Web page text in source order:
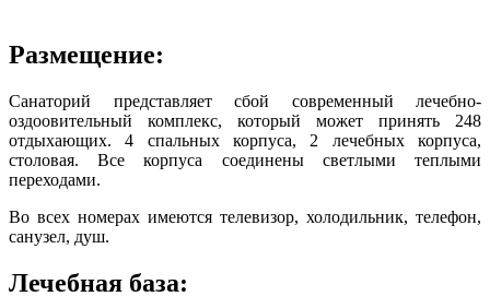
Размещение:
Санаторий представляет сбой современный лечебно-
оздоовительный комплекс, который может принять 248
отдыхающих. 4 спальных корпуса, 2 лечебных корпуса,
столовая. Все корпуса соединены светлыми теплыми
переходами.
Во всех номерах имеются телевизор, холодильник, телефон,
санузел, душ.
Лечебная база: